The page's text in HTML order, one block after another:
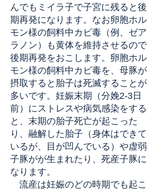
んでもミイラ子で子宮に残ると後
期再発になります。なお卵胞ホル
モン様の飼料中カビ毒（例、ゼア
ラノン）も黄体を維持させるので
後期再発をおこします。卵胞ホル
モン様の飼料中カビ毒を、母豚が
摂取すると胎子は死滅することが
多いです。妊娠末期（分娩2-3日
前）にストレスや病気感染をする
と、末期の胎子死亡が起こった
り、融解した胎子（身体はできて
いるが、目が凹んでいる）や虚弱
子豚がが生まれたり、死産子豚に
なります。
流産は妊娠のどの時期でも起こ